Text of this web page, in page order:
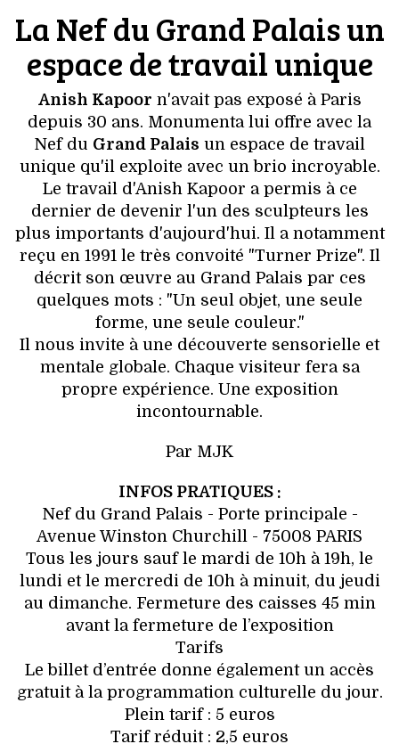
La Nef du Grand Palais un
espace de travail unique
Anish Kapoor n'avait pas exposé à Paris
depuis 30 ans. Monumenta lui offre avec la
Nef du Grand Palais un espace de travail
unique qu'il exploite avec un brio incroyable.
Le travail d'Anish Kapoor a permis à ce
dernier de devenir l'un des sculpteurs les
plus importants d'aujourd'hui. Il a notamment
reçu en 1991 le très convoité "Turner Prize". Il
décrit son œuvre au Grand Palais par ces
quelques mots : "Un seul objet, une seule
forme, une seule couleur."
Il nous invite à une découverte sensorielle et
mentale globale. Chaque visiteur fera sa
propre expérience. Une exposition
incontournable.
Par MJK
INFOS PRATIQUES :
Nef du Grand Palais - Porte principale -
Avenue Winston Churchill - 75008 PARIS
Tous les jours sauf le mardi de 10h à 19h, le
lundi et le mercredi de 10h à minuit, du jeudi
au dimanche. Fermeture des caisses 45 min
avant la fermeture de l’exposition
Tarifs
Le billet d’entrée donne également un accès
gratuit à la programmation culturelle du jour.
Plein tarif : 5 euros
Tarif réduit : 2,5 euros